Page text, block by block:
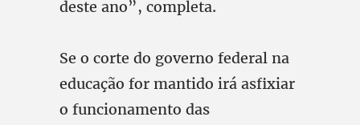
deste ano”, completa.
Se o corte do governo federal na
educação for mantido irá asfixiar
o funcionamento das